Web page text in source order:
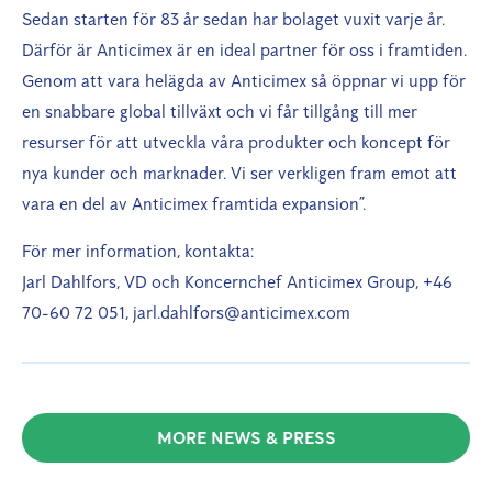
Sedan starten för 83 år sedan har bolaget vuxit varje år.
Därför är Anticimex är en ideal partner för oss i framtiden.
Genom att vara helägda av Anticimex så öppnar vi upp för
en snabbare global tillväxt och vi får tillgång till mer
resurser för att utveckla våra produkter och koncept för
nya kunder och marknader. Vi ser verkligen fram emot att
vara en del av Anticimex framtida expansion”.
För mer information, kontakta:
Jarl Dahlfors, VD och Koncernchef Anticimex Group, +46
70-60 72 051, jarl.dahlfors@anticimex.com
MORE NEWS & PRESS